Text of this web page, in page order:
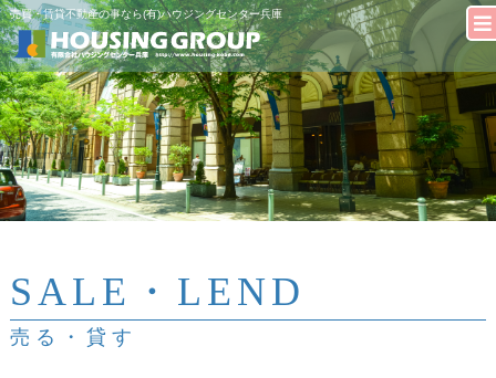
売買・賃貸不動産の事なら(有)ハウジングセンター兵庫
SALE・LEND
売る・貸す